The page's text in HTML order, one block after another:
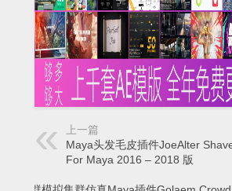
上一篇
Maya头发毛皮插件JoeAlter
For Maya 2016 – 2018 版